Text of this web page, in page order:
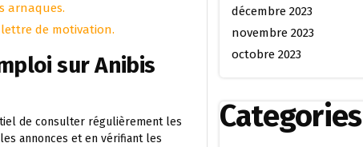
arnaques.
lettre de motivation.
sur Anibis
de consulter régulièrement les
annonces et en vérifiant les
décembre 2023
novembre 2023
octobre 2023
Categories